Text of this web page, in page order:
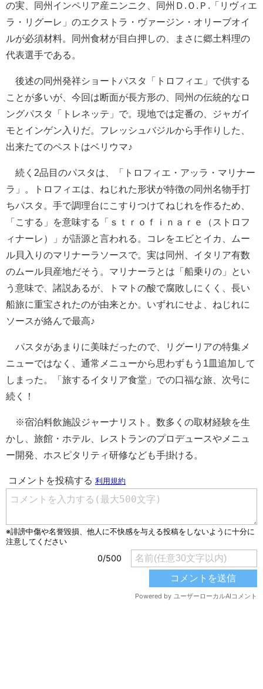
の実、同州インペリア産ニンニク、同州Ｄ.Ｏ.Ｐ.「リヴィエ
ラ・リグーレ」のエクストラ・ヴァージン・オリーブオイ
ルが必須材料。同州食材が目白押しの、まさに郷土料理の
代表選手である。
後述の同州発祥ショートパスタ「トロフィエ」で供する
ことが多いが、今回は断面が長方形の、同州の伝統的なロ
ングパスタ「トレネッテ」で。現地では定番の、ジャガイ
モとインゲン入りだ。フレッシュバジルから手作りした、
出来たてのペストはベリウマ♪
続く2品目のパスタは、「トロフィエ・アッラ・マリナー
ラ」。トロフィエは、ねじれた形状が特徴の同州名物手打
ちパスタ。手で調理台にこすりつけてねじれを作るため、
「こする」を意味する「ｓｔｒｏｆｉｎａｒｅ（ストロフ
ィナーレ）」が語源と言われる。コレをエビとイカ、ムー
ル貝入りのマリナーラソースで。実は同州、イタリア有数
のムール貝産地だそう。マリナーラとは「船乗りの」とい
う意味で、諸説あるが、トマトの酸で腐敗しにくく、長い
船旅に重宝されたのが由来とか。いずれにせよ、ねじれに
ソースが絡んで最高♪
パスタがあまりに美味だったので、リグーリアの特集メ
ニューではなく、通常メニューから思わずもう1皿追加して
しまった。「旅するイタリア食堂」での口福な旅、次号に
続く！
※宿泊料飲施設ジャーナリスト。数多くの取材経験を生
かし、旅館・ホテル、レストランのプロデュースやメニュ
ー開発、ホスピタリティ研修なども手掛ける。